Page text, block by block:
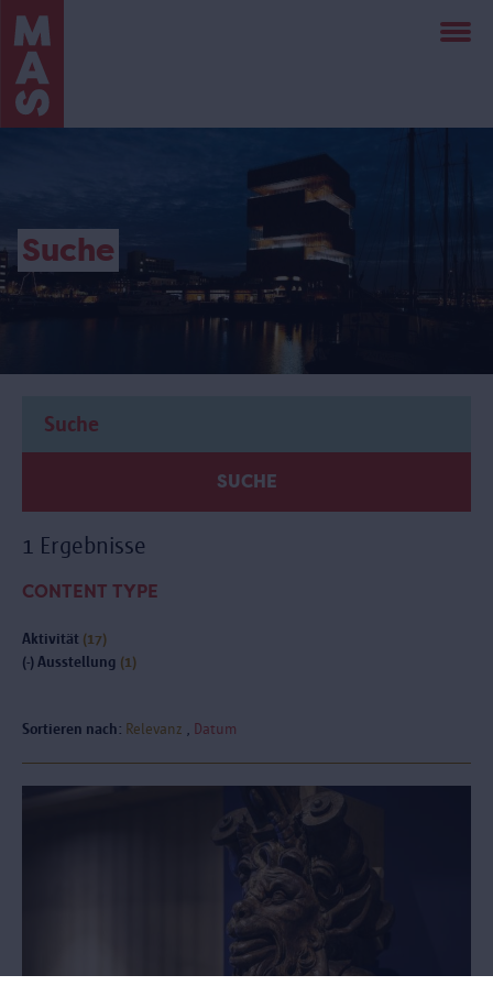
Direkt
zum
Inhalt
Suche
SUCHE
1 Ergebnisse
CONTENT TYPE
Aktivität (17)
(-) Ausstellung (1)
Sortieren nach: Relevanz Datum